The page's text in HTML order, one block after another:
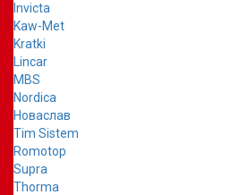
Invicta
Kaw-Met
Kratki
Lincar
MBS
Nordica
Новаслав
Tim Sistem
Romotop
Supra
Thorma